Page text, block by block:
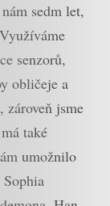
sedm let,
senzorů,
obličeje a
zároveň jsme
také
umožnilo